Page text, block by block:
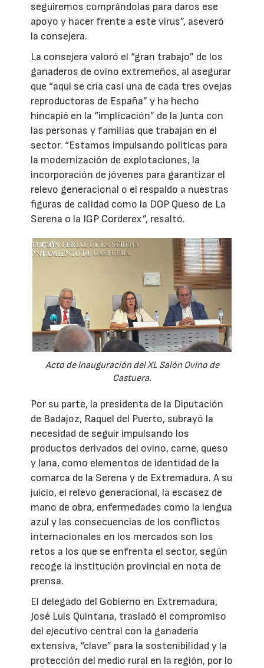
seguiremos comprándolas para daros ese
apoyo y hacer frente a este virus”, aseveró
la consejera.
La consejera valoró el “gran trabajo” de los
ganaderos de ovino extremeños, al asegurar
que “aquí se cría casi una de cada tres ovejas
reproductoras de España” y ha hecho
hincapié en la “implicación” de la Junta con
las personas y familias que trabajan en el
sector. “Estamos impulsando políticas para
la modernización de explotaciones, la
incorporación de jóvenes para garantizar el
relevo generacional o el respaldo a nuestras
figuras de calidad como la DOP Queso de La
Serena o la IGP Corderex”, resaltó.
Acto de inauguración del XL Salón Ovino de
Castuera.
Por su parte, la presidenta de la Diputación
de Badajoz, Raquel del Puerto, subrayó la
necesidad de seguir impulsando los
productos derivados del ovino, carne, queso
y lana, como elementos de identidad de la
comarca de la Serena y de Extremadura. A su
juicio, el relevo generacional, la escasez de
mano de obra, enfermedades como la lengua
azul y las consecuencias de los conflictos
internacionales en los mercados son los
retos a los que se enfrenta el sector, según
recoge la institución provincial en nota de
prensa.
El delegado del Gobierno en Extremadura,
José Luis Quintana, trasladó el compromiso
del ejecutivo central con la ganadería
extensiva, “clave” para la sostenibilidad y la
protección del medio rural en la región, por lo